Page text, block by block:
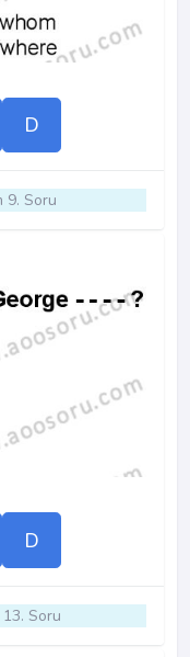
D
9. Soru
D
Soru